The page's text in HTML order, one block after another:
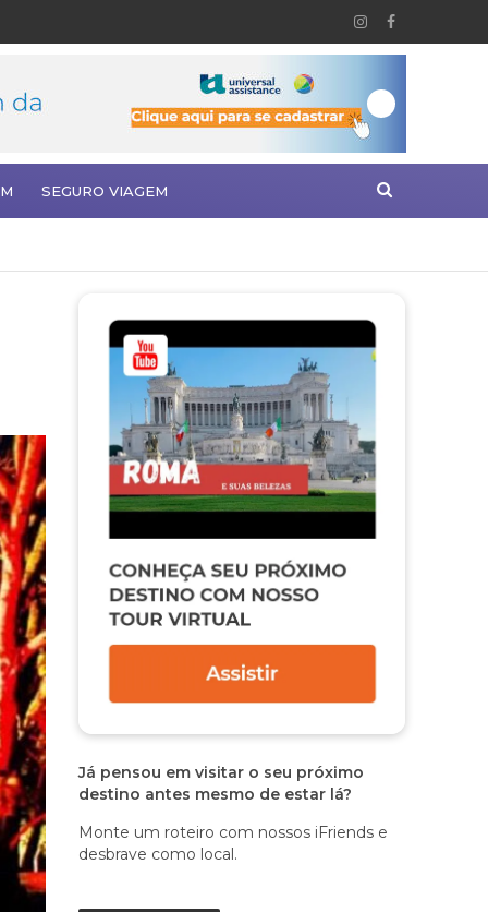
SEGURO VIAGEM
Já pensou em visitar o seu próximo
destino antes mesmo de estar lá?
Monte um roteiro com nossos iFriends e
desbrave como local.